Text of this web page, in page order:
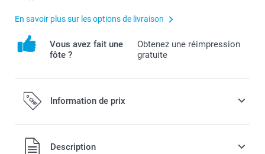
En savoir plus sur les options de livraison
Vous avez fait une
fôte ?
Obtenez une réimpression
gratuite
Information de prix
Tous les prix sont en francs suisses (CHF), TVA incluse et
hors frais de port.
Description